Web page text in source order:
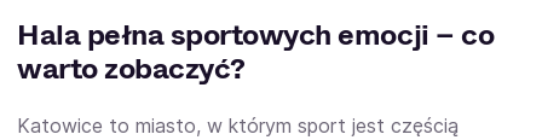
Hala pełna sportowych emocji – co
warto zobaczyć?
Katowice to miasto, w którym sport jest częścią